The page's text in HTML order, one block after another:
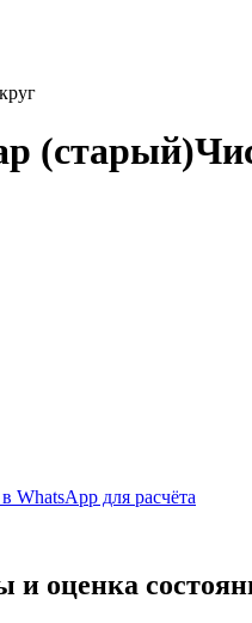
(старый)
WhatsApp для расчёта
оценка